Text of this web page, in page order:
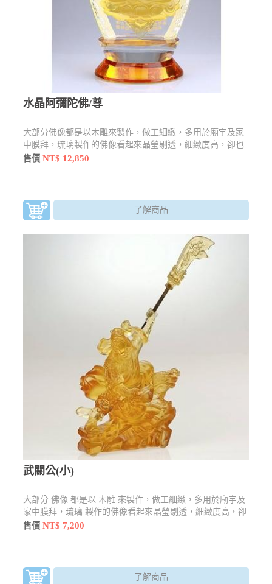
水晶阿彌陀佛/尊
大部分佛像都是以木雕來製作，做工細緻，多用於廟宇及家
中膜拜，琉璃製作的佛像看起來晶瑩剔透，細緻度高，卻也
不失莊嚴感，還有許多型態及樣貌
售價NT$ 12,850
了解商品
武關公(小)
大部分 佛像 都是以 木雕 來製作，做工細緻，多用於廟宇及
家中膜拜，琉璃 製作的佛像看起來晶瑩剔透，細緻度高，卻
也不失莊嚴感，還有許多型態及樣貌
售價NT$ 7,200
了解商品